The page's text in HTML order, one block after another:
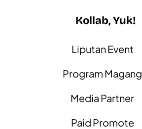
Kollab, Yuk!
Liputan Event
Program Magang
Media Partner
Paid Promote